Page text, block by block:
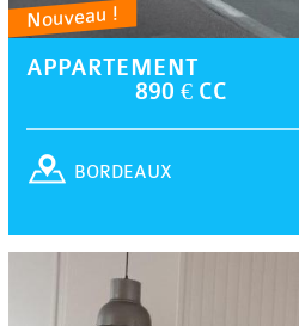
Nouveau !
APPARTEMENT
890 € CC
BORDEAUX